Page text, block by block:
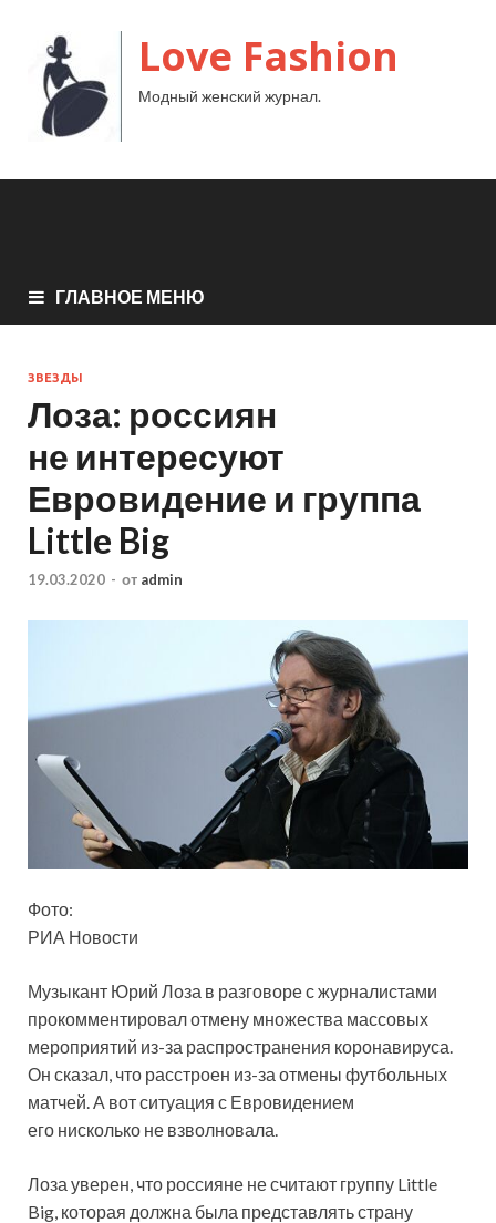
Love Fashion
Модный женский журнал.
ГЛАВНОЕ МЕНЮ
ЗВЕЗДЫ
Лоза: россиян
не интересуют
Евровидение и группа
Little Big
19.03.2020 - от admin
Фото:
РИА Новости
Музыкант Юрий Лоза в разговоре с журналистами
прокомментировал отмену множества массовых
мероприятий из-за распространения коронавируса.
Он сказал, что расстроен из-за отмены футбольных
матчей. А вот ситуация с Евровидением
его нисколько не взволновала.
Лоза уверен, что россияне не считают группу Little
Big, которая должна была представлять страну